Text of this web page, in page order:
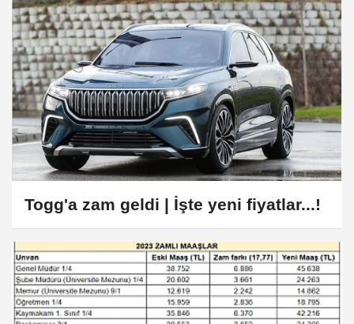
Togg'a zam geldi | İşte yeni fiyatlar...!